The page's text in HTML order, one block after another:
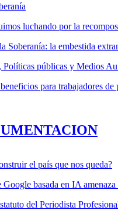
luchando por la
Soberanía: la embestida
públicas y Medios
para trabajadores de
el país que nos queda?
basada en IA
del Periodista